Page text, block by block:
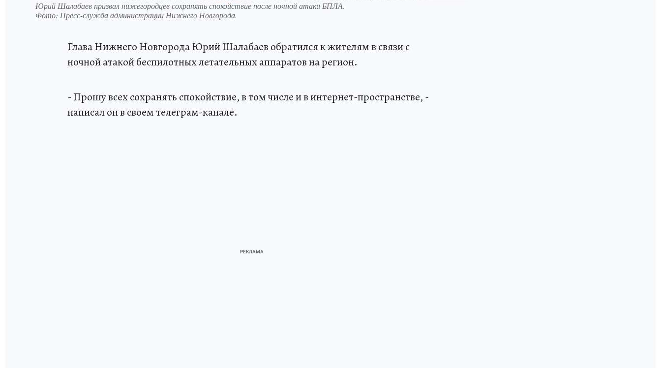
Юрий Шалабаев призвал нижегородцев сохранять спокойствие после ночной атаки БПЛА.
Фото: Пресс-служба администрации Нижнего Новгорода.
Глава Нижнего Новгорода Юрий Шалабаев обратился к жителям в связи с
ночной атакой беспилотных летательных аппаратов на регион.
- Прошу всех сохранять спокойствие, в том числе и в интернет-пространстве, -
написал он в своем телеграм-канале.